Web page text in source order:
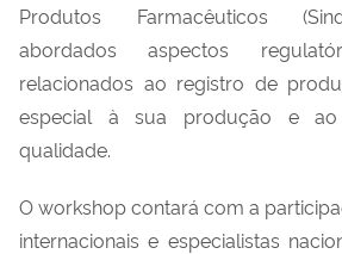
Produtos Farmacêuticos (
abordadosaspectos
relacionados ao registro de
especial à sua produção e
qualidade.
Oworkshop contará com a
internacionais e especialistas